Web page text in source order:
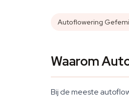
Autoflowering
Waarom
Bij de meeste